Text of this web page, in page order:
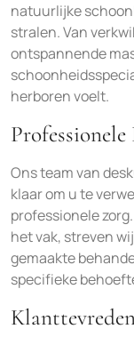
natuurlijke
stralen. Van
ontspannende
herboren voelt.
Ons team van
klaar om u te
professionele
het vak, streven
gemaakte
specifieke